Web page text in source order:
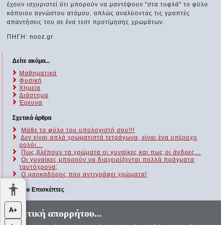
έχουν ισχυριστεί ότι μπορούν να μαντέψουν "στα τυφλά" το φύλο
κάποιου αγνώστου ατόμου, απλώς αναλύοντας τις γραπτές
απαντήσεις του σε ένα τεστ προτίμησης χρωμάτων.
ΠΗΓΗ: nooz.gr
Δείτε ακόμα...
Μαθηματικά
Φυσική
Χημεία
Διάστημα
Έρευνα
Σχετικά άρθρα
Μάθε το φύλο του υπολογιστή σου!!!
Δεν είναι απλά χρωματιστά τετράγωνα, είναι ένα υπέροχο
ρολόι...
Πως βλέπουν τα χρώματα οι γυναίκες και πως οι άνδρες...
Οι γυναίκες μπορούν να διαχειρίζονται πολλά πράγματα
ταυτόχρονα;
Ο μαρκαδόρος που αντιγράφει χρώματα!
Online Επισκέπτες
Αυτήν τη στιγμή επισκέπτονται τον ιστότοπό μας 65 guests και
κανένα μέλος
Πολιτική απορρήτου...
Α+